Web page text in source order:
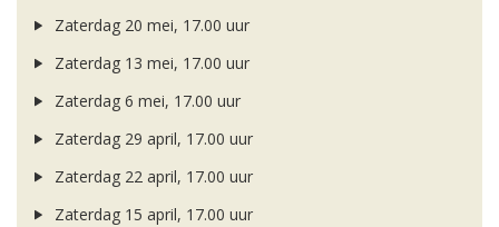
Zaterdag 20 mei, 17.00 uur
Zaterdag 13 mei, 17.00 uur
Zaterdag 6 mei, 17.00 uur
Zaterdag 29 april, 17.00 uur
Zaterdag 22 april, 17.00 uur
Zaterdag 15 april, 17.00 uur